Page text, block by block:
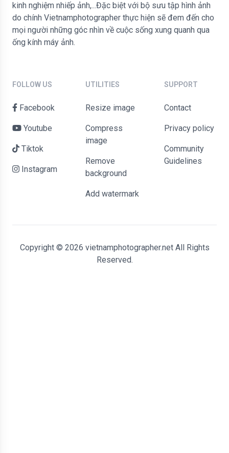
kinh nghiệm nhiếp ảnh,...Đặc biệt với bộ sưu tập hình ảnh
do chính Vietnamphotographer thực hiện sẽ đem đến cho
mọi người những góc nhìn về cuộc sống xung quanh qua
ống kính máy ảnh.
FOLLOW US
Facebook
Youtube
Tiktok
Instagram
UTILITIES
Resize image
Compress
image
Remove
background
Add watermark
SUPPORT
contact
Privacy policy
Community
Guidelines
Copyright © 2026 vietnamphotographer.net All Rights
Reserved.